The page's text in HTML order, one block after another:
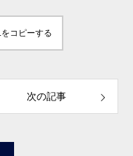
コピーする
次の記事